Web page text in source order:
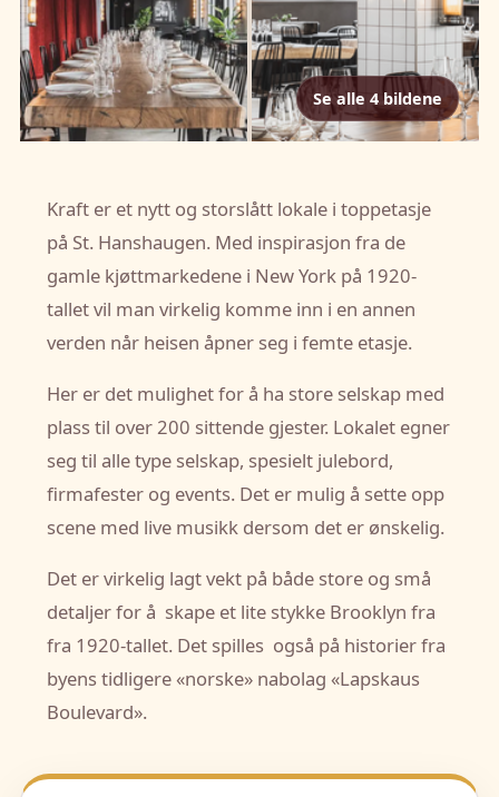
Se alle 4 bildene
Kraft er et nytt og storslått lokale i toppetasje
på St. Hanshaugen. Med inspirasjon fra de
gamle kjøttmarkedene i New York på 1920-
tallet vil man virkelig komme inn i en annen
verden når heisen åpner seg i femte etasje.
Her er det mulighet for å ha store selskap med
plass til over 200 sittende gjester. Lokalet egner
seg til alle type selskap, spesielt julebord,
firmafester og events. Det er mulig å sette opp
scene med live musikk dersom det er ønskelig.
Det er virkelig lagt vekt på både store og små
detaljer for å skape et lite stykke Brooklyn fra
fra 1920-tallet. Det spilles også på historier fra
byens tidligere «norske» nabolag «Lapskaus
Boulevard».